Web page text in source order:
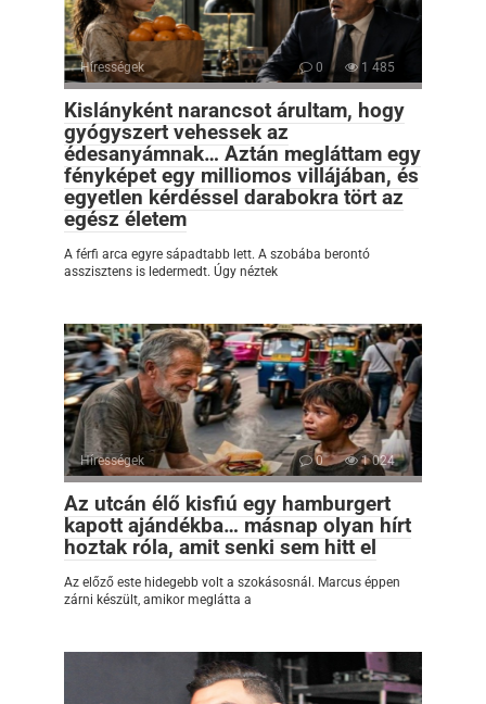
Hírességek 0 1 485
Kislányként narancsot árultam, hogy
gyógyszert vehessek az
édesanyámnak… Aztán megláttam egy
fényképet egy milliomos villájában, és
egyetlen kérdéssel darabokra tört az
egész életem
A férfi arca egyre sápadtabb lett. A szobába berontó
asszisztens is ledermedt. Úgy néztek
Hírességek 0 1 024
Az utcán élő kisfiú egy hamburgert
kapott ajándékba… másnap olyan hírt
hoztak róla, amit senki sem hitt el
Az előző este hidegebb volt a szokásosnál. Marcus éppen
zárni készült, amikor meglátta a